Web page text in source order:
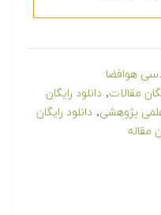
هوافضا
مقالات, دانلود رایگان
علمی پژوهشی, دانلود رایگان
مقاله